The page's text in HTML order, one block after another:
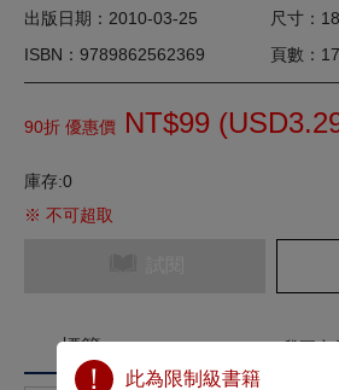
出版日期：2010-03-25
尺寸：
ISBN：9789862562369
頁數：
90折 優惠價 NT$99 (USD
庫存:0
※ 不可超取
標籤 我要定
此為限制級書籍